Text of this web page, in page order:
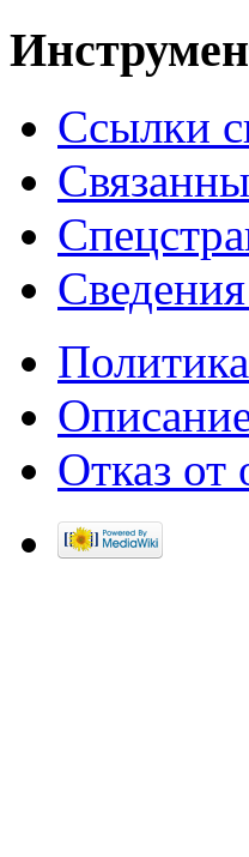
Ссылки
Отказ от